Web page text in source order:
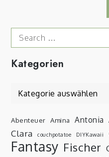
Search
for:
Kategorien
Kategorien
Abenteuer Amina Antonia
Clara
couchpotatoe DIYKawaii
Fantasy Fischer